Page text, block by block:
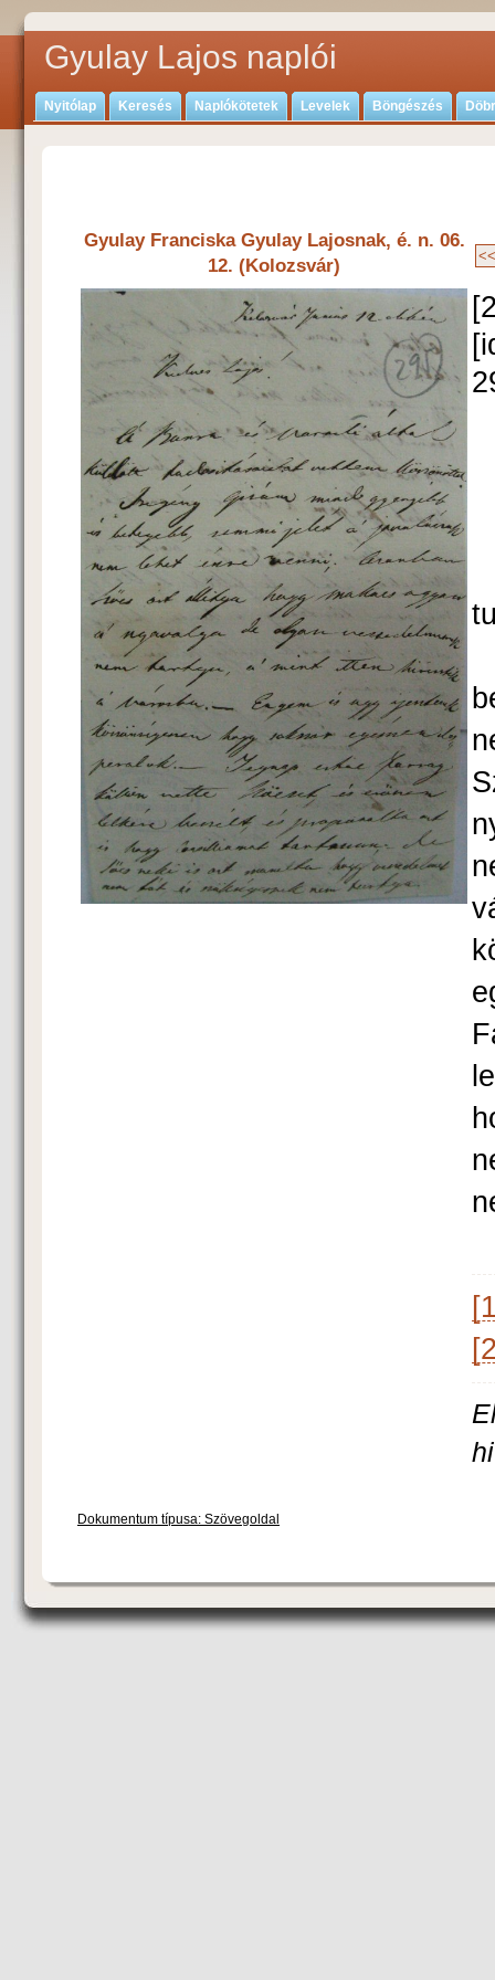
Gyulay Lajos naplói
Nyitólap Keresés Naplókötetek Levelek Böngészés
Gyulay Franciska Gyulay Lajosnak, é. n. 06.
12. (Kolozsvár)
Dokumentum típusa: Szövegoldal